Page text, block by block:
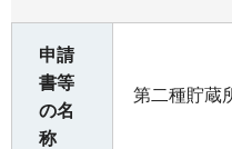
申請
書等
の名
称
第二種貯蔵